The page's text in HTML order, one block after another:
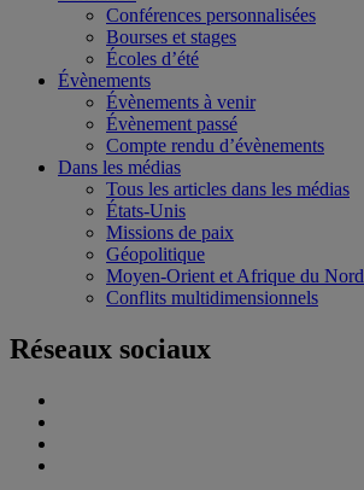
Conférences personnalisées
Bourses et stages
Écoles d’été
Évènements
Évènements à venir
Évènement passé
Compte rendu d’évènements
Dans les médias
Tous les articles dans les médias
États-Unis
Missions de paix
Géopolitique
Moyen-Orient et Afrique du Nord
Conflits multidimensionnels
Réseaux sociaux